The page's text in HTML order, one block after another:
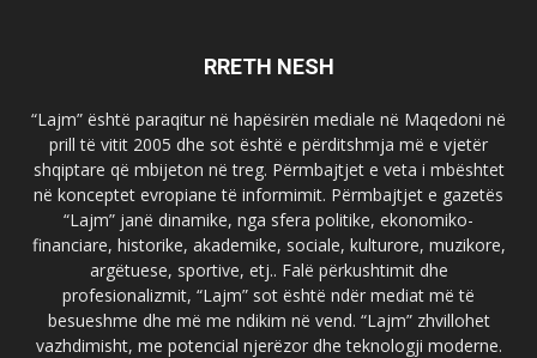
RRETH NESH
“Lajm” është paraqitur në hapësirën mediale në Maqedoni në
prill të vitit 2005 dhe sot është e përditshmja më e vjetër
shqiptare që mbijeton në treg. Përmbajtjet e veta i mbështet
në konceptet evropiane të informimit. Përmbajtjet e gazetës
“Lajm” janë dinamike, nga sfera politike, ekonomiko-
financiare, historike, akademike, sociale, kulturore, muzikore,
argëtuese, sportive, etj.. Falë përkushtimit dhe
profesionalizmit, “Lajm” sot është ndër mediat më të
besueshme dhe më me ndikim në vend. “Lajm” zhvillohet
vazhdimisht, me potencial njerëzor dhe teknologji moderne.